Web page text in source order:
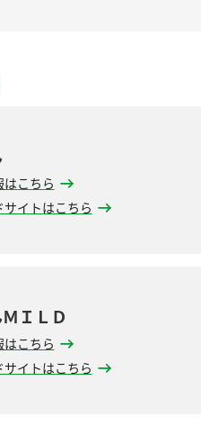
はこちら
サイトはこちら
ＩＬＤ
はこちら
サイトはこちら